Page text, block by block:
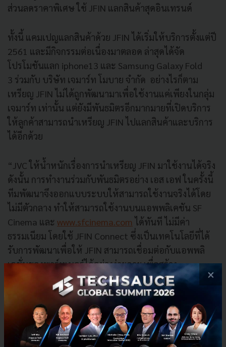
ส่วนลดราคาพิเศษ ใช้ JFIN แลกสินค้าสุดอินเทรนด์
ทั้งนี้ แคมเปญแลกสินค้าด้วย JFIN ได้เริ่มให้บริการตั้งแต่ปี
2561 และมีกิจกรรมต่อเนื่องมาตลอด ล่าสุดได้จัด
โปรโมชันแลก iphone13 และ Samsung Galaxy Fold
3 ร่วมกับ บริษัท เจมาร์ท โมบาย จำกัด อย่างไรก็ตาม
เหรียญ JFIN ไม่ได้ถูกพัฒนามาเพื่อใช้งานแค่เพียงในกลุ่ม
เจมาร์ท เท่านั้น แต่ยังมีพันธมิตรอีกมากมายที่เปิดบริการ
ให้ลูกค้าสามารถนำเหรียญ JFIN ไปแลกสินค้าและบริการ
ได้อีกด้วย
“ JVCให้น้ำหนักเรื่องการนำเหรียญ JFIN มาใช้งานได้จริง
ดังนั้น การทำงานร่วมกับพันธมิตรอย่าง เอส เอฟ ในครั้งนี้
ทีมพัฒนาจึงออกแบบระบบให้สามารถใช้งานจริงได้โดย
ไม่มีตัวกลาง ทำให้สามารถใช้งานบนแอพพลิเคชัน SF
Cinema และ www.sfcinema.com ได้ทันที ไม่มีค่า
ธรรมเนียม โดยใช้ JFIN Connect ซึ่งเป็นเทคโนโลยีที่ได้
รับการพัฒนาเพื่อให้ JFIN สามารถเชื่อมต่อกับแอพพลิ
เคชั่นของพาร์ทเนอร์ได้อย่างง่ายดาย เพื่อสร้าง
ประสบการณ์แบบไร้รอยต่อให้กับผู้ถือเหรียญ ด้วยความ
ตั้งใจให้ผู้ใช้งานที่รักการชมภาพยนตร์สามารถนำเหรี
มาแลกบัตรภาพยนตร์ได้ง่ายๆ เพื่อตอบรับเทรนด์
ของผู้บริโภคยุคใหม่ที่มีความต้องการใช้ดิจิทัลเคอร์เรนซี
มาเป็นส่วนหนึ่งของพวกเขาในชีวิตประจำวัน” คุณธน
×